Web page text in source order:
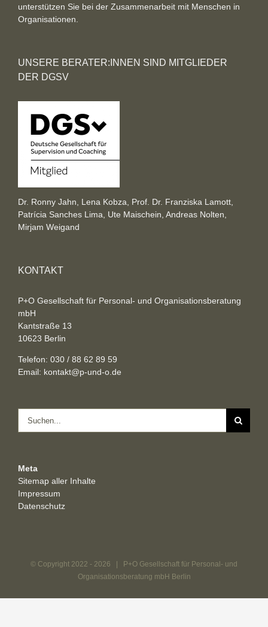
unterstützen Sie bei der Zusammenarbeit mit Menschen in
Organisationen.
UNSERE BERATER:INNEN SIND MITGLIEDER
DER DGSV
Dr. Ronny Jahn, Lena Kobza, Prof. Dr. Franziska Lamott,
Patrícia Sanches Lima, Ute Maischein, Andreas Nolten,
Mirjam Weigand
KONTAKT
P+O Gesellschaft für Personal- und Organisationsberatung
mbH
Kantstraße 13
10623 Berlin
Telefon: 030 / 88 62 89 59
Email: kontakt@p-und-o.de
nach:
Meta
Sitemap aller Inhalte
Impressum
Datenschutz
© Copyright 2022 - 2026 | P+O Gesellschaft für Personal- und
Organisationsberatung mbH Berlin